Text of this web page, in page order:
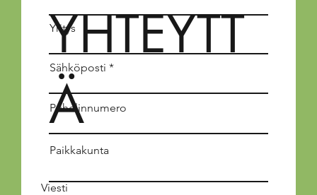
YHTEYTT
Ä
Yritys
Sähköposti
Puhelinnumero
Viesti
Paikkakunta